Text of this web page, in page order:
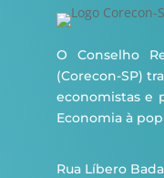
O Conselho
(Corecon-SP)
economistas e
Economia à
Rua Líbero